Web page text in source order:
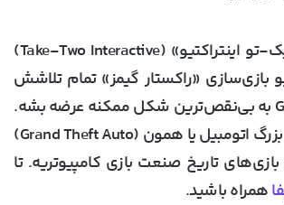
رئیس شرکت «تیک-تو اینتراکتیو» (Take-Two Interactive)
بازی‌سازی «راکستار گیمز» تمام تلاشش
رو می‌کنه تا GTA 6 به بی‌نقص‌ترین شکل ممکنه عرضه بشه.
چون بازی سرقت بزرگ اتومبیل یا همون (Grand Theft Auto)
تاریخ صنعت بازی کامپیوتریه. تا
همراه باشید.